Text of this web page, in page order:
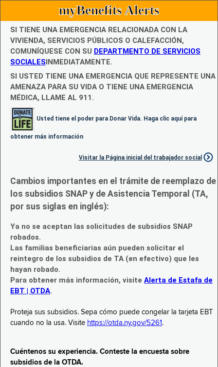
myBenefits Alerts
SI TIENE UNA EMERGENCIA RELACIONADA CON LA
VIVIENDA, SERVICIOS PÚBLICOS O CALEFACCIÓN,
COMUNÍQUESE CON SU DEPARTMENTO DE SERVICIOS
SOCIALESINMEDIATAMENTE.
SI USTED TIENE UNA EMERGENCIA QUE REPRESENTE UNA
AMENAZA PARA SU VIDA O TIENE UNA EMERGENCIA
MÉDICA, LLAME AL 911.
Usted tiene el poder para Donar Vida. Haga clic aquí para
obtener más información
Visitar la Página inicial del trabajador social
Cambios importantes en el trámite de reemplazo de
los subsidios SNAP y de Asistencia Temporal (TA,
por sus siglas en inglés):
Ya no se aceptan las solicitudes de subsidios SNAP
robados.
Las familias beneficiarias aún pueden solicitar el
reintegro de los subsidios de TA (en efectivo) que les
hayan robado.
Para obtener más información, visite Alerta de Estafa de
EBT | OTDA.
Proteja sus subsidios. Sepa cómo puede congelar la tarjeta EBT
cuando no la usa. Visite https://otda.ny.gov/5261 .
Cuéntenos su experiencia. Conteste la encuesta sobre
subsidios de la OTDA.